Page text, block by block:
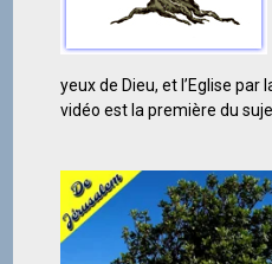
yeux de Dieu, et l’Eglise
vidéo est la première du